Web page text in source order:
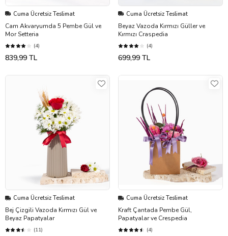
Cuma Ücretsiz Teslimat
Cam Akvaryumda 5 Pembe Gül ve
Mor Setteria
(4)
839,99 TL
Cuma Ücretsiz Teslimat
Beyaz Vazoda Kırmızı Güller ve
Kırmızı Craspedia
(4)
699,99 TL
Cuma Ücretsiz Teslimat
Bej Çizgili Vazoda Kırmızı Gül ve
Beyaz Papatyalar
(11)
Cuma Ücretsiz Teslimat
Kraft Çantada Pembe Gül,
Papatyalar ve Crespedia
(4)